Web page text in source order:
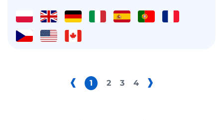
1 2 3 4